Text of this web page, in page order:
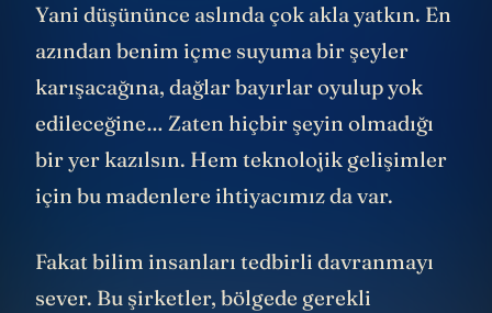
Yani düşününce aslında çok akla yatkın. En
azından benim içme suyuma bir şeyler
karışacağına, dağlar bayırlar oyulup yok
edileceğine… Zaten hiçbir şeyin olmadığı
bir yer kazılsın. Hem teknolojik gelişimler
için bu madenlere ihtiyacımız da var.
Fakat bilim insanları tedbirli davranmayı
sever. Bu şirketler, bölgede gerekli